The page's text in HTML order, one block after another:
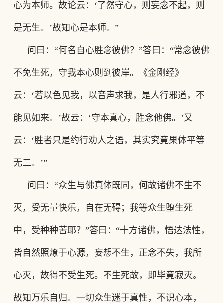
心为本师。故论云 ： ‘了然守心，则妄念不起，则
是无生。’故知心是本师。”
问曰 ： “何名自心胜念彼佛？ ”答曰 ： “常念彼佛
不免生死，守我本心则到彼岸。《金刚经》
云 ： ‘若以色见我，以音声求我，是人行邪道，不
能见如来。’故云 ： ‘守本真心，胜念他佛。’又
云 ： ‘胜者只是约行劝人之语，其实究竟果体平等
无二。’”
问曰 ： “众生与佛真体既同，何故诸佛不生不
灭，受无量快乐，自在无碍；我等众生堕生死
中，受种种苦耶？ ”答曰 ： “十方诸佛，悟达法性，
皆自然照燎于心源，妄想不生，正念不失，我所
心灭，故得不受生死。不生死故，即毕竟寂灭。
故知万乐自归。一切众生迷于真性，不识心本，